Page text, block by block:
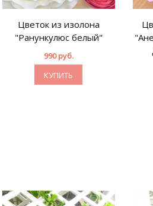
Цветок из изолона
"Ранункулюс белый"
990 руб.
КУПИТЬ